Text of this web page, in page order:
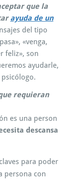
que la
ayuda de un
del tipo
«venga,
feliz», son
ayudarle,
requieran
es una person
descansa
para poder
persona con